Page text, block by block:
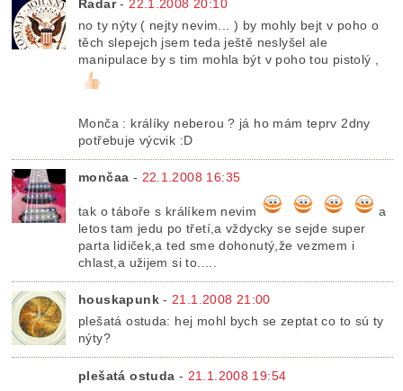
Radar-22.1.2008 20:10
no ty nýty ( nejty nevim... ) by mohly bejt v poho o
těch slepejch jsem teda ještě neslyšel ale
manipulace by s tim mohla být v poho tou pistolý ,
Monča : králíky neberou ? já ho mám teprv 2dny
potřebuje výcvik :D
mončaa - 22.1.2008 16:35
tak o táboře s králíkem nevim
a
letos tam jedu po třetí,a vždycky se sejde super
parta lidiček,a ted sme dohonutý,že vezmem i
chlast,a užijem si to.....
houskapunk-21.1.2008 21:00
plešatá ostuda: hej mohl bych se zeptat co to sú ty
nýty?
plešatá ostuda - 21.1.2008 19:54